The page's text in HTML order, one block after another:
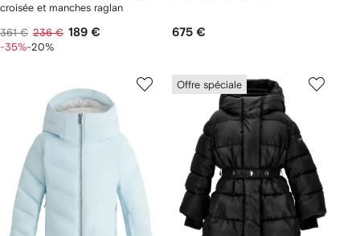
croisée et manches raglan
361 € 236 € 189 €
-35%-20%
675 €
Offre spéciale